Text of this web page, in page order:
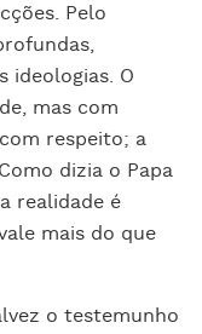
Pelo
ideologias. O
mas com
respeito; a
dizia o Papa
realidade é
mais do que
o testemunho